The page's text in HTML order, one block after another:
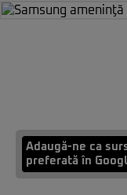
Adaugă-ne ca
preferată în